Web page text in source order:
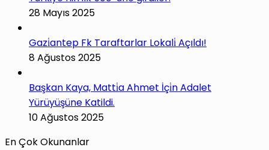
28 Mayıs 2025
Gazi̇antep Fk Taraftarlar Lokali̇ Açıldı!
8 Ağustos 2025
Başkan Kaya, Matti̇a Ahmet İçi̇n Adalet
Yürüyüşüne Katildi.
10 Ağustos 2025
En Çok Okunanlar